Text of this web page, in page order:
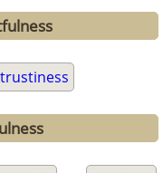
trustiness